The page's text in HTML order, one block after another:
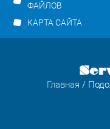
ФАЙЛОВ
КАРТА САЙТА
Главная /